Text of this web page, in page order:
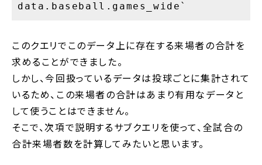
data.baseball.games_wide`
このクエリでこのデータ上に存在する来場者の合計を
求めることができました。
しかし、今回扱っているデータは投球ごとに集計されて
いるため、この来場者の合計はあまり有用なデータと
して使うことはできません。
そこで、次項で説明するサブクエリを使って、全試合の
合計来場者数を計算してみたいと思います。